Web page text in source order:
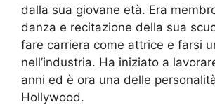
dalla sua giovane età. Era
danza e recitazione della sua
fare carriera come attrice e farsi
nell’industria. Ha iniziato a
anni ed è ora una delle
Hollywood.